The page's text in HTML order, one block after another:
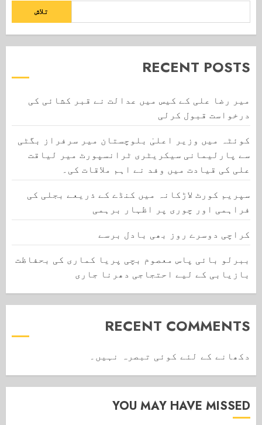
تلاش
RECENT POSTS
میر رضا علی کے کیس میں عدالت نے قبر کشائی کی
درخواست قبول کرلی
کوئٹہ میں وزیر اعلیٰ بلوچستان میر سرفراز بگٹی
سے پارلیمانی سیکریٹری ٹرانسپورٹ میر لیاقت
علی کی قیادت میں وفد نے اہم ملاقات کی۔
سپریم کورٹ لاڑکانہ میں کنڈے کے ذریعے بجلی کی
فراہمی اور چوری پر اظہار برہمی
کراچی دوسرے روز بھی بادل برسے
ببرلو بائی پاس معصوم بچی پریا کماری کی بحفاظت
بازیابی کے لیے احتجاجی دھرنا جاری
RECENT COMMENTS
دکھانے کے لئے کوئی تبصرہ نہیں۔
YOU MAY HAVE MISSED